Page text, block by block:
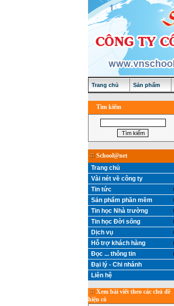
Trang chủ Sản phẩm
Tìm kiếm
School@net
Trang chủ
Vài nét về công ty
Tin tức
Sản phẩm phần mềm
Tin học Nhà trường
Tin học Đời sống
Dịch vụ
Hỗ trợ khách hàng
Đọc ... thông tin
Đại lý - Chi nhánh
Liên hệ
Xem bài viết theo các chủ đề
hiện có